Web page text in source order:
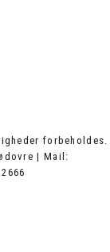
forbeholdes.
| Mail: